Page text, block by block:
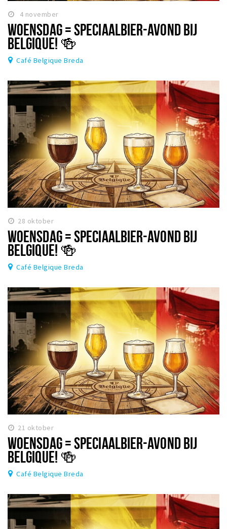
4 november
WOENSDAG = SPECIAALBIER-AVOND BIJ
BELGIQUE! 🍻
Café Belgique Breda
28 oktober
WOENSDAG = SPECIAALBIER-AVOND BIJ
BELGIQUE! 🍻
Café Belgique Breda
21 oktober
WOENSDAG = SPECIAALBIER-AVOND BIJ
BELGIQUE! 🍻
Café Belgique Breda